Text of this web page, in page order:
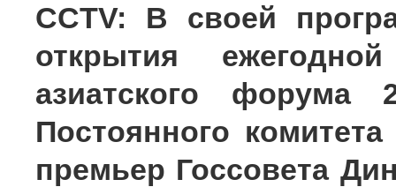
CCTV: В своей
открытия
азиатского форума
Постоянного
премьер Госсовета